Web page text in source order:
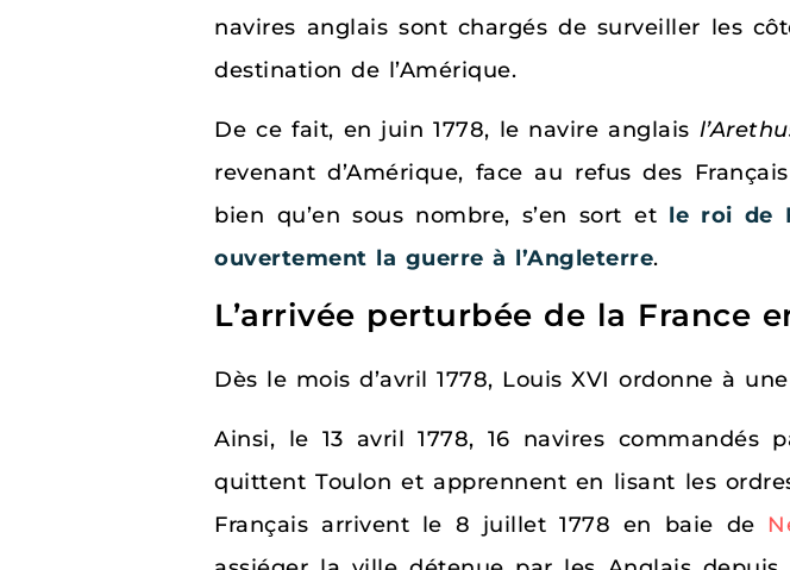
navires anglais sont chargés de surveiller les
destination de l’Amérique.
De ce fait, en juin 1778, le navire anglais
revenant d’Amérique, face au refus des
bien qu’en sous nombre, s’en sort et le roi de
ouvertement la guerre à l’Angleterre.
L’arrivée perturbée de la France
Dès le mois d’avril 1778, Louis XVI ordonne à
Ainsi, le 13 avril 1778, 16 navires commandés
quittent Toulon et apprennent en lisant les
Français arrivent le 8 juillet 1778 en baie de